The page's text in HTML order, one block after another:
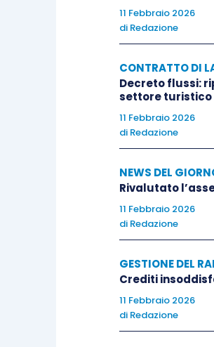
11 Febbraio 2026
di Redazione
CONTRATTO DI
Decreto flussi:
settore turistico
11 Febbraio 2026
di Redazione
NEWS DEL
Rivalutato
11 Febbraio 2026
di Redazione
GESTIONE DEL
Crediti
11 Febbraio 2026
di Redazione